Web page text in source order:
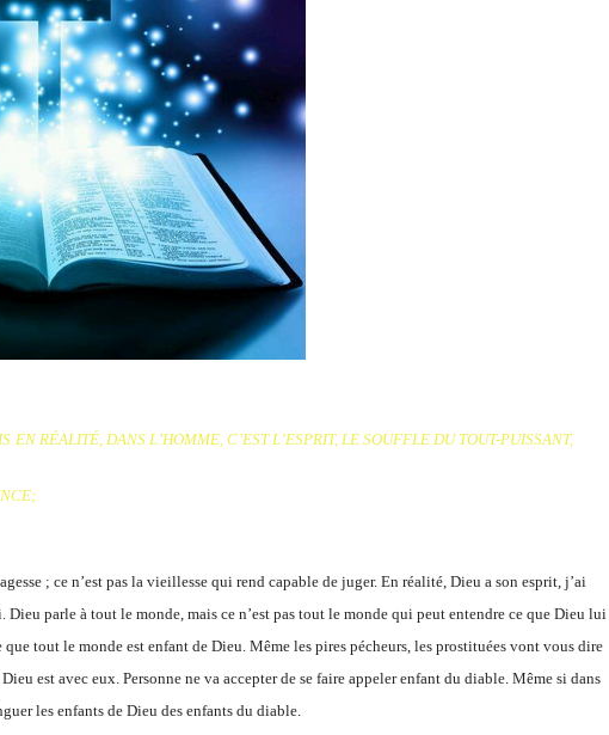
EN RÉALITÉ, DANS L’HOMME, C’EST L’ESPRIT, LE SOUFFLE DU TOUT-PUISSANT,
; ce n’est pas la vieillesse qui rend capable de juger. En réalité, Dieu a son esprit, j’ai
Dieu parle à tout le monde, mais ce n’est pas tout le monde qui peut entendre ce que Dieu lui
tout le monde est enfant de Dieu. Même les pires pécheurs, les prostituées vont vous dire
est avec eux. Personne ne va accepter de se faire appeler enfant du diable. Même si dans
les enfants de Dieu des enfants du diable.